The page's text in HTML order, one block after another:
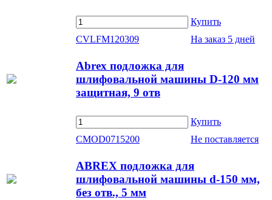
Купить
CVLFM120309
На заказ 5 дней
Abrex подложка для
шлифовальной машины D-120 мм
защитная, 9 отв
Купить
CMOD0715200
Не поставляется
ABREX подложка для
шлифовальной машины d-150 мм,
без отв., 5 мм